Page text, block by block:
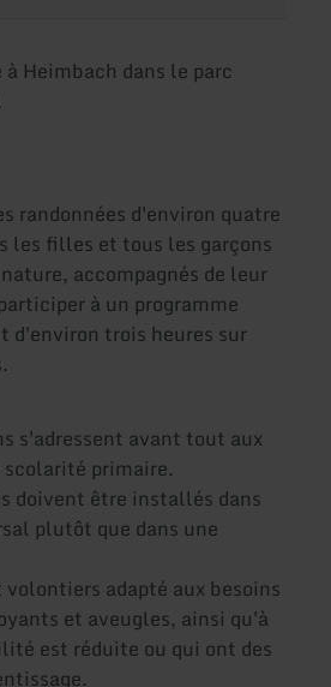
Heimbach dans le parc
randonnées d'environ quatre
les filles et tous les garçons
accompagnés de leur
à un programme
trois heures sur
s'adressent avant tout aux
scolarité primaire.
doivent être installés dans
plutôt que dans une
volontiers adapté aux besoins
et aveugles, ainsi qu'à
est réduite ou qui ont des